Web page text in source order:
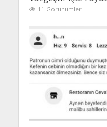
11 Görünümler